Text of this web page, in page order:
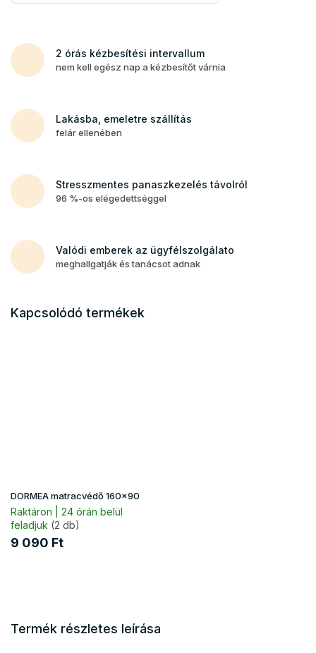
2 órás kézbesítési intervallum
nem kell egész nap a kézbesítőt várnia
Lakásba, emeletre szállítás
felár ellenében
Stresszmentes panaszkezelés távolról
96 %-os elégedettséggel
Valódi emberek az ügyfélszolgálato
meghallgatják és tanácsot adnak
Kapcsolódó termékek
DORMEA matracvédő 160x90
Raktáron | 24 órán belül
feladjuk (2 db)
9 090 Ft
Termék részletes leírása